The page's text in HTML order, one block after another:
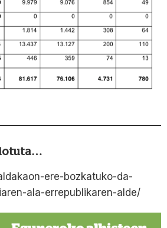
ere-bozkatuko-da-
ala-errepublikaren-alde/